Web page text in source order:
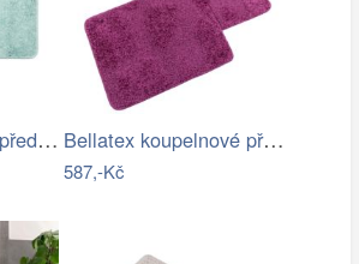
Modrá koupelnová předložka s hvězdou -… Bellatex koupelnové předložky…
587,-Kč